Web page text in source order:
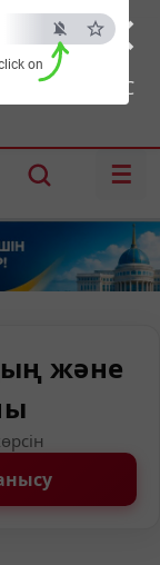
×
ESC
on
Шымкент:34°C
☰
және